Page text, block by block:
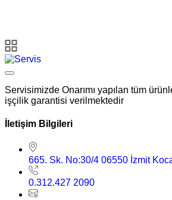
Servisimizde Onarımı yapılan tüm
işçilik garantisi verilmektedir
İletişim Bilgileri
665. Sk. No:30/4 06550 İzmit
0.312.427 2090